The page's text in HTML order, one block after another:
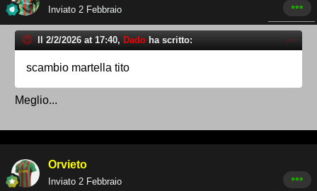
Inviato 2 Febbraio
Il 2/2/2026 at 17:40, Dado ha scritto:
scambio martella tito
Meglio...
Orvieto
Inviato 2 Febbraio